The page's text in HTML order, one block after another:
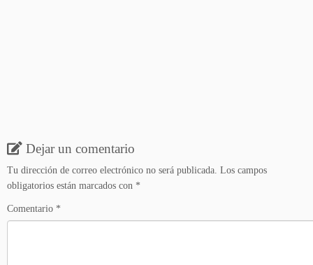
Dejar un comentario
Tu dirección de correo electrónico no será publicada. Los campos
obligatorios están marcados con *
Comentario *